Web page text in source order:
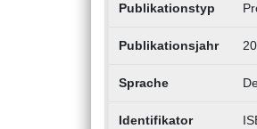
Publikationstyp
Publikationsjahr
Sprache
Identifikator